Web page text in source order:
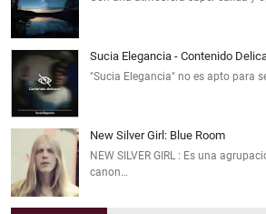
Sucia Elegancia - Contenido
"Sucia Elegancia" no es apto para
New Silver Girl: Blue Room
NEW SILVER GIRL : Es una
canon…